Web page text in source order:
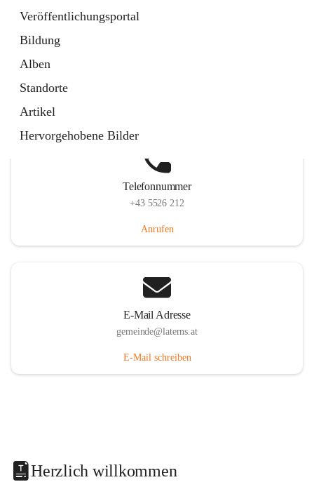
Veröffentlichungsportal
Bildung
Alben
Standorte
Artikel
Hervorgehobene Bilder
Telefonnummer
+43 5526 212
Anrufen
E-Mail Adresse
gemeinde@laterns.at
E-Mail schreiben
Herzlich willkommen